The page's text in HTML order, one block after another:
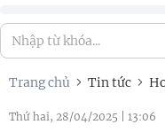
Trang chủ Tin tức
Thứ hai, 28/04/2025 13:06